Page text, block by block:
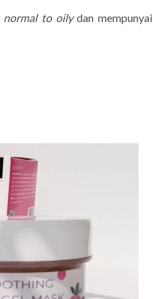
normal to oilydan mempunyai